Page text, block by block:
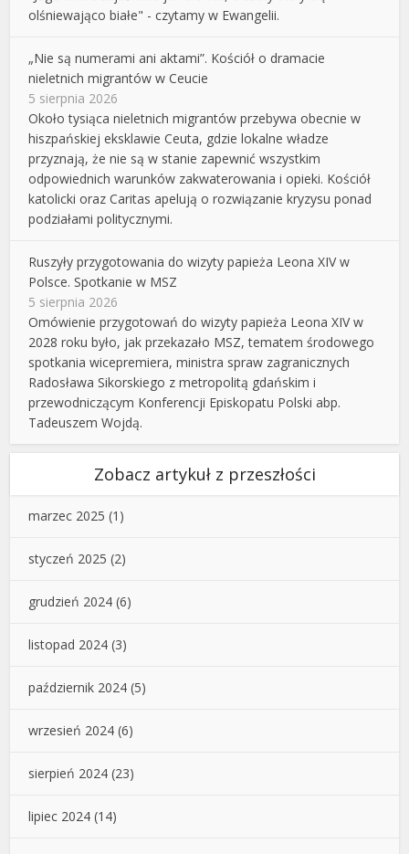
olśniewająco białe" - czytamy w Ewangelii.
„Nie są numerami ani aktami”. Kościół o dramacie
nieletnich migrantów w Ceucie
5 sierpnia 2026
Około tysiąca nieletnich migrantów przebywa obecnie w
hiszpańskiej eksklawie Ceuta, gdzie lokalne władze
przyznają, że nie są w stanie zapewnić wszystkim
odpowiednich warunków zakwaterowania i opieki. Kościół
katolicki oraz Caritas apelują o rozwiązanie kryzysu ponad
podziałami politycznymi.
Ruszyły przygotowania do wizyty papieża Leona XIV w
Polsce. Spotkanie w MSZ
5 sierpnia 2026
Omówienie przygotowań do wizyty papieża Leona XIV w
2028 roku było, jak przekazało MSZ, tematem środowego
spotkania wicepremiera, ministra spraw zagranicznych
Radosława Sikorskiego z metropolitą gdańskim i
przewodniczącym Konferencji Episkopatu Polski abp.
Tadeuszem Wojdą.
Zobacz artykuł z przeszłości
marzec 2025 (1)
styczeń 2025 (2)
grudzień 2024 (6)
listopad 2024 (3)
październik 2024 (5)
wrzesień 2024 (6)
sierpień 2024 (23)
lipiec 2024 (14)